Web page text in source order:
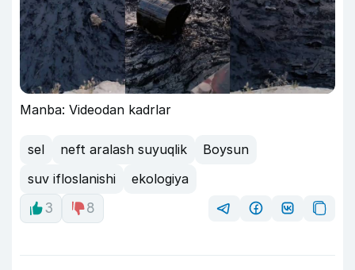
Manba: Videodan kadrlar
sel neft aralash suyuqlik
Boysun
suv ifloslanishi
ekologiya
3
8